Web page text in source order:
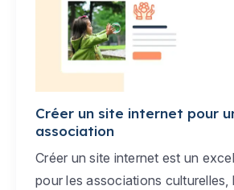
Créer un site internet pour
association
Créer un site internet est un
pour les associations culturelles,